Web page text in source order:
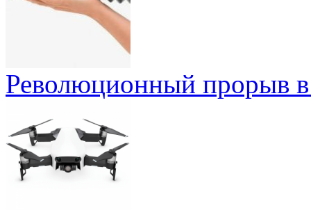
Революционный прорыв в